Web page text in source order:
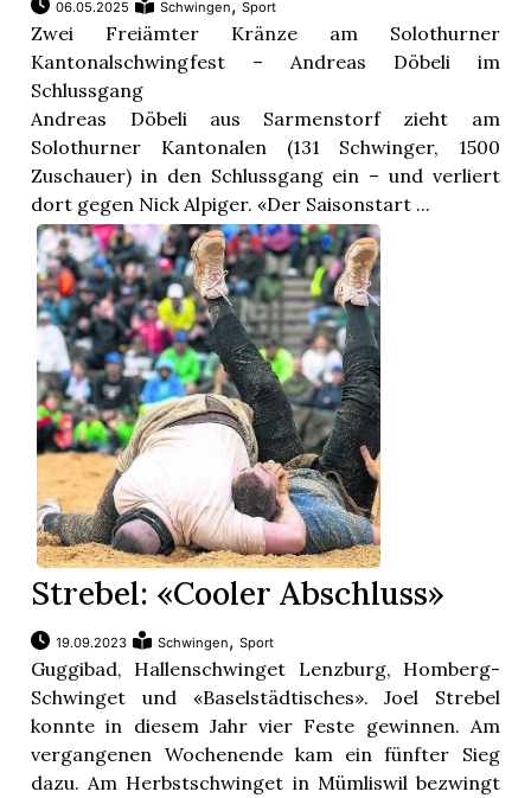
06.05.2025 Schwingen,Sport
Zwei Freiämter Kränze am Solothurner
Kantonalschwingfest – Andreas Döbeli im
Schlussgang
Andreas Döbeli aus Sarmenstorf zieht am
Solothurner Kantonalen (131 Schwinger, 1500
Zuschauer) in den Schlussgang ein – und verliert
dort gegen Nick Alpiger. «Der Saisonstart ...
Strebel: «Cooler Abschluss»
19.09.2023 Schwingen,Sport
Guggibad, Hallenschwinget Lenzburg, Homberg-
Schwinget und «Baselstädtisches». Joel Strebel
konnte in diesem Jahr vier Feste gewinnen. Am
vergangenen Wochenende kam ein fünfter Sieg
dazu. Am Herbstschwinget in Mümliswil bezwingt